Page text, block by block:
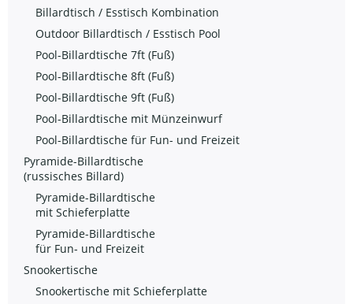
Billardtisch / Esstisch Kombination
Outdoor Billardtisch / Esstisch Pool
Pool-Billardtische 7ft (Fuß)
Pool-Billardtische 8ft (Fuß)
Pool-Billardtische 9ft (Fuß)
Pool-Billardtische mit Münzeinwurf
Pool-Billardtische für Fun- und Freizeit
Pyramide-Billardtische
(russisches Billard)
Pyramide-Billardtische
mit Schieferplatte
Pyramide-Billardtische
für Fun- und Freizeit
Snookertische
Snookertische mit Schieferplatte